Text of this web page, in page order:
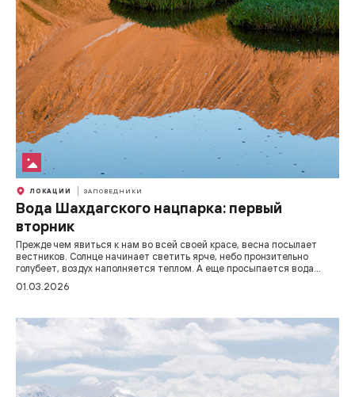
ЛОКАЦИИ ЗАПОВЕДНИКИ
Вода Шахдагского нацпарка: первый
вторник
Прежде чем явиться к нам во всей своей красе, весна посылает
вестников. Солнце начинает светить ярче, небо пронзительно
голубеет, воздух наполняется теплом. А еще просыпается вода...
01.03.2026